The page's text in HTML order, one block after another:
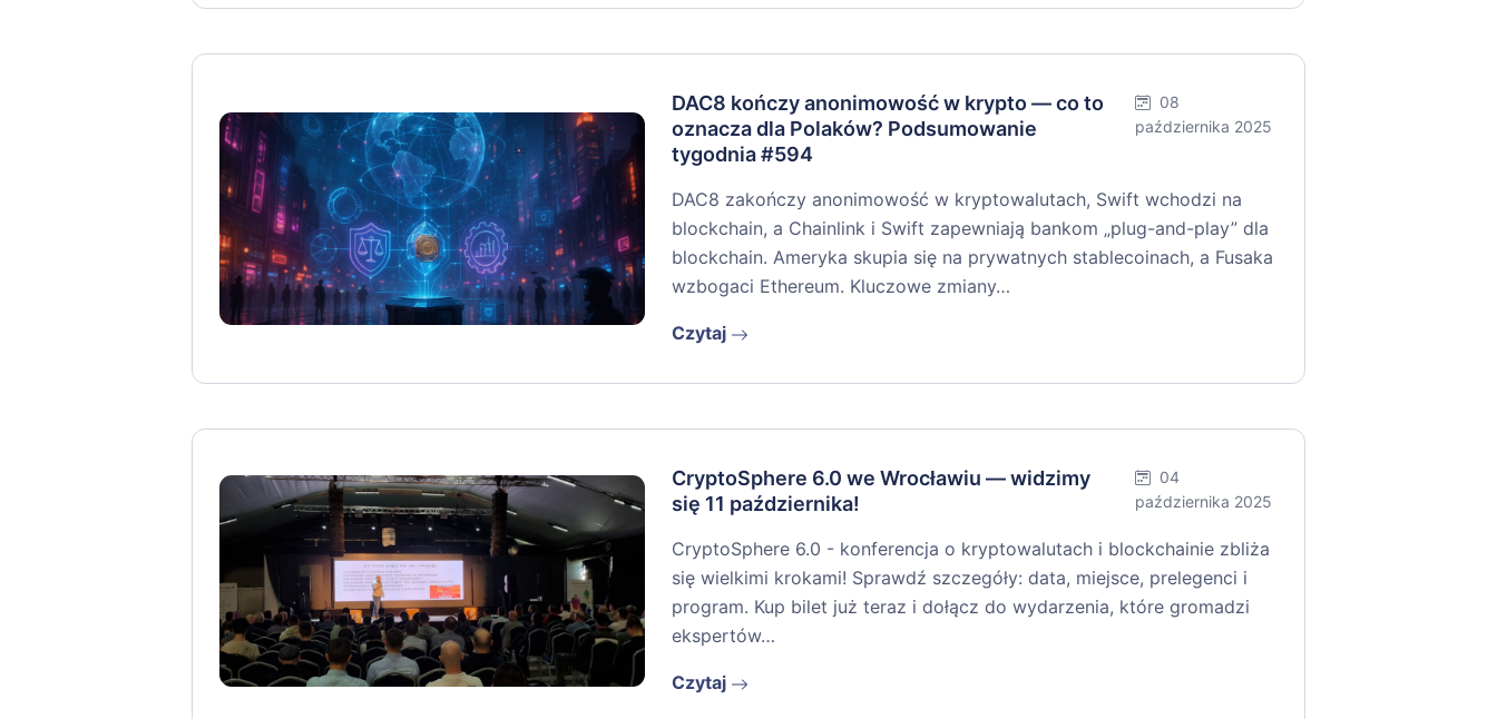
DAC8 kończy anonimowość w krypto — co to
oznacza dla Polaków? Podsumowanie
tygodnia #594
08
października 2025
DAC8 zakończy anonimowość w kryptowalutach, Swift wchodzi na
blockchain, a Chainlink i Swift zapewniają bankom „plug-and-play” dla
blockchain. Ameryka skupia się na prywatnych stablecoinach, a Fusaka
wzbogaci Ethereum. Kluczowe zmiany…
Czytaj
CryptoSphere 6.0 we Wrocławiu — widzimy
się 11 października!
04
października 2025
CryptoSphere 6.0 - konferencja o kryptowalutach i blockchainie zbliża
się wielkimi krokami! Sprawdź szczegóły: data, miejsce, prelegenci i
program. Kup bilet już teraz i dołącz do wydarzenia, które gromadzi
ekspertów…
Czytaj